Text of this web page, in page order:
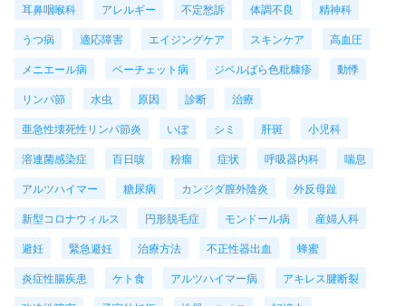
耳鼻咽喉科
アレルギー 不定愁訴 体調不良
精神科
うつ病
適応障害 エイジングケア スキンケア
高血圧
メニエール病
ベーチェット病 ジベルばら色粃糠疹
動悸
リンパ節
水虫 原因 診断
治療
亜急性壊死性リンパ節炎
いぼ シミ 肝斑
小児科
溶連菌感染症
百日咳 粉瘤 症状 呼吸器内科
喘息
アルツハイマー
糖尿病 カンジダ膣外陰炎
外反母趾
新型コロナウィルス
円形脱毛症 モンドール病
産婦人科
避妊
緊急避妊 治療方法 不正性器出血
蜂蜜
炎症性腸疾患
ケト食 アルツハイマー病
アキレス腱断裂